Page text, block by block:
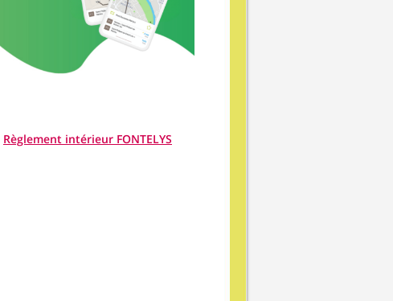
Règlement intérieur FONTELYS